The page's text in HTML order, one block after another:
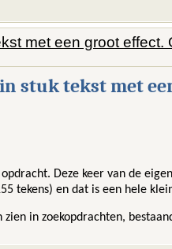
met een groot effect.
stuk tekst met
Deze keer van de
tekens) en dat is een hele
in zoekopdrachten,